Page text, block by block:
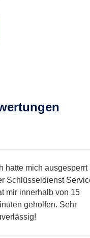
mich ausgesperrt und
Service
innerhalb von 15
geholfen. Sehr